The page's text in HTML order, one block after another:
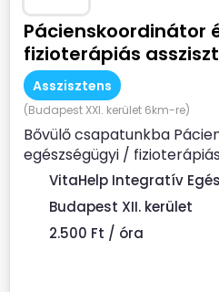
Pácienskoordinátor
fizioterápiás
Asszisztens
(Budapest XXI. kerület 6km-re)
Bővülő csapatunkba
egészségügyi /
munkatársat keresünk. ...
VitaHelp Integratív
Budapest XII. kerület
2.500 Ft / óra